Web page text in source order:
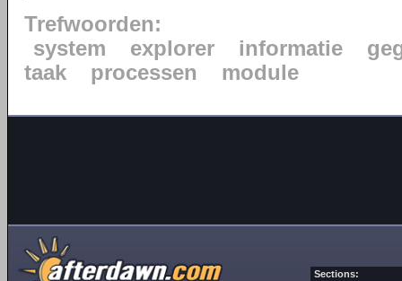
Trefwoorden:
system
explorer informatie
taak
processen module
Sections: